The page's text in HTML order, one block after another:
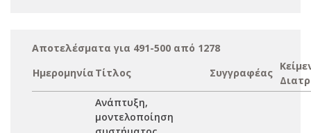
Αποτελέσματα για 491-500 από 1278
Ημερομηνία Τίτλος Συγγραφέας
Ανάπτυξη,
μοντελοποίηση